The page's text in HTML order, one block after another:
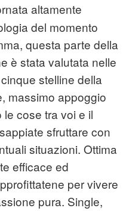
altamente
del momento
questa parte della
è stata valutata nelle
stelline della
massimo appoggio
cose tra voi e il
sfruttare con
situazioni. Ottima
efficace ed
per vivere
pura. Single,